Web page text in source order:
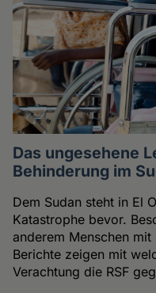
Das ungesehene
Behinderung im
Dem Sudan steht in El
Katastrophe bevor.
anderem Menschen
Berichte zeigen mit
Verachtung die RSF